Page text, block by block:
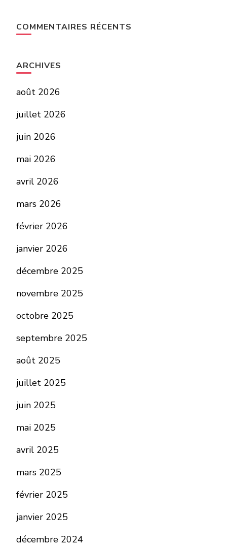
COMMENTAIRES RÉCENTS
ARCHIVES
août 2026
juillet 2026
juin 2026
mai 2026
avril 2026
mars 2026
février 2026
janvier 2026
décembre 2025
novembre 2025
octobre 2025
septembre 2025
août 2025
juillet 2025
juin 2025
mai 2025
avril 2025
mars 2025
février 2025
janvier 2025
décembre 2024